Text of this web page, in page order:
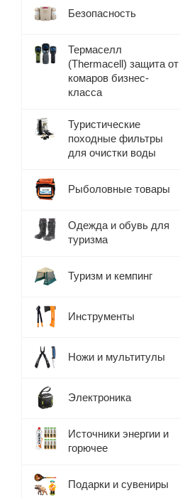
Безопасность
Термаселл
(Thermacell) защита от
комаров бизнес-
класса
Туристические
походные фильтры
для очистки воды
Рыболовные товары
Одежда и обувь для
туризма
Туризм и кемпинг
Инструменты
Ножи и мультитулы
Электроника
Источники энергии и
горючее
Подарки и сувениры